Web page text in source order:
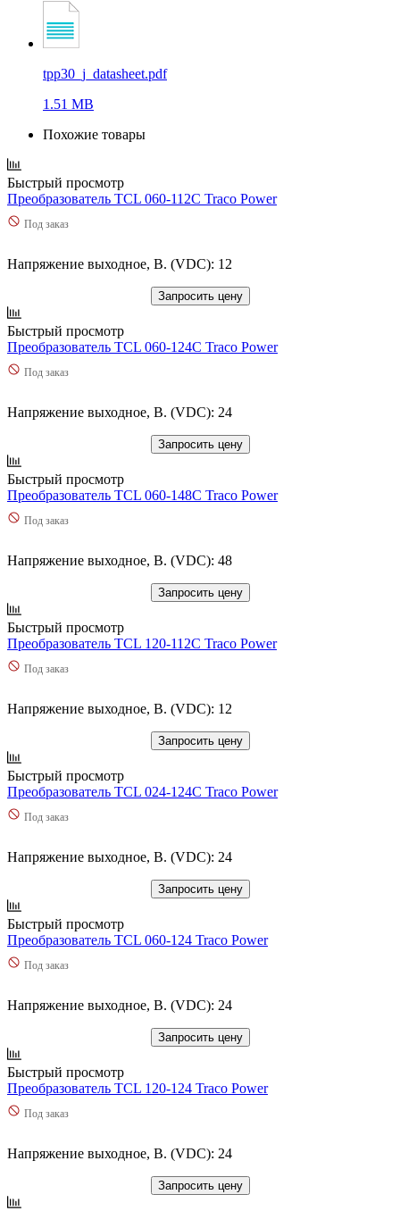
tpp30_j_datasheet.pdf
1.51 MB
Похожие товары
Быстрый просмотр
Преобразователь TCL 060-112C Traco Power
Под заказ
Напряжение выходное, В. (VDC): 12
Запросить цену
Быстрый просмотр
Преобразователь TCL 060-124C Traco Power
Под заказ
Напряжение выходное, В. (VDC): 24
Запросить цену
Быстрый просмотр
Преобразователь TCL 060-148C Traco Power
Под заказ
Напряжение выходное, В. (VDC): 48
Запросить цену
Быстрый просмотр
Преобразователь TCL 120-112C Traco Power
Под заказ
Напряжение выходное, В. (VDC): 12
Запросить цену
Быстрый просмотр
Преобразователь TCL 024-124C Traco Power
Под заказ
Напряжение выходное, В. (VDC): 24
Запросить цену
Быстрый просмотр
Преобразователь TCL 060-124 Traco Power
Под заказ
Напряжение выходное, В. (VDC): 24
Запросить цену
Быстрый просмотр
Преобразователь TCL 120-124 Traco Power
Под заказ
Напряжение выходное, В. (VDC): 24
Запросить цену